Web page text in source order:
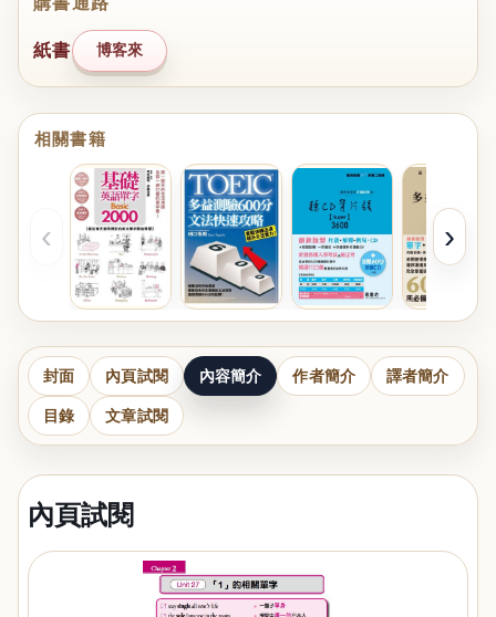
紙書 博客來
相關書籍
‹ ›
封面 內頁試閱 內容簡介 作者簡介 譯者簡介
目錄 文章試閱
內頁試閱